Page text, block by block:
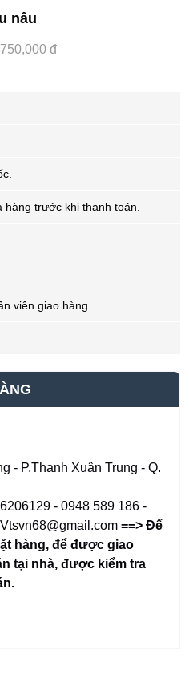
nâu
đ
hàng trước khi thanh toán.
viên giao hàng.
- P.Thanh Xuân Trung - Q.
- 0948 589 186 -
==> Để
hàng,để được giao
tại nhà, được kiểm tra